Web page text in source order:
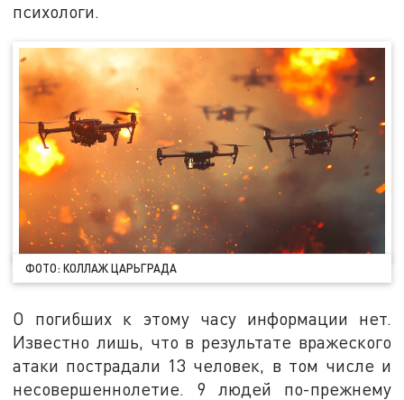
психологи.
ФОТО: КОЛЛАЖ ЦАРЬГРАДА
О погибших к этому часу информации нет.
Известно лишь, что в результате вражеского
атаки пострадали 13 человек, в том числе и
несовершеннолетие. 9 людей по-прежнему